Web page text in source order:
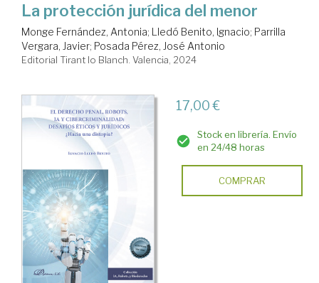
La protección jurídica del menor
Monge Fernández, Antonia; Lledó Benito, Ignacio; Parrilla
Vergara, Javier; Posada Pérez, José Antonio
Editorial Tirant lo Blanch. Valencia, 2024
17,00 €
Stock en librería. Envío
en 24/48 horas
COMPRAR